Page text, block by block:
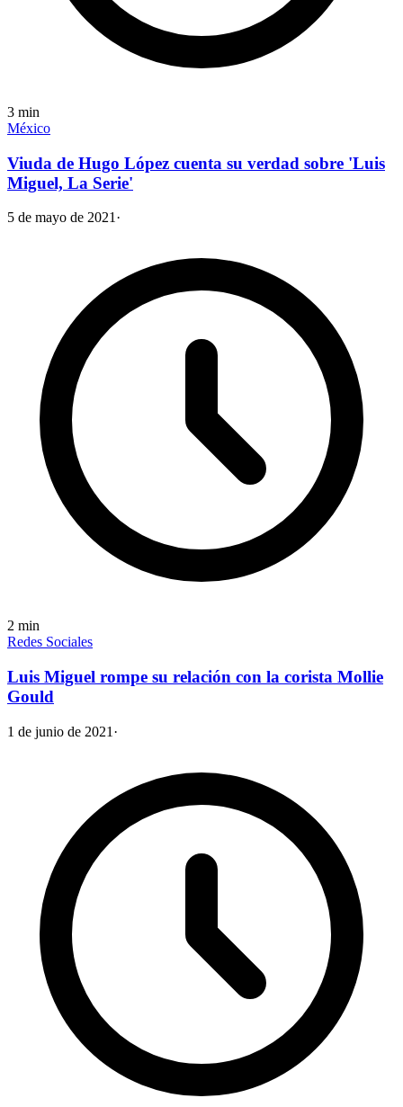
3 min
México
Viuda de Hugo López cuenta su verdad sobre 'Luis
Miguel, La Serie'
5 de mayo de 2021·
2 min
Redes Sociales
Luis Miguel rompe su relación con la corista Mollie
Gould
1 de junio de 2021 ·